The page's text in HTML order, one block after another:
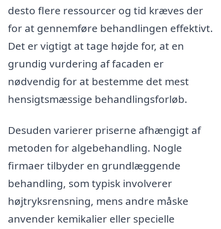
desto flere ressourcer og tid kræves der
for at gennemføre behandlingen effektivt.
Det er vigtigt at tage højde for, at en
grundig vurdering af facaden er
nødvendig for at bestemme det mest
hensigtsmæssige behandlingsforløb.
Desuden varierer priserne afhængigt af
metoden for algebehandling. Nogle
firmaer tilbyder en grundlæggende
behandling, som typisk involverer
højtryksrensning, mens andre måske
anvender kemikalier eller specielle